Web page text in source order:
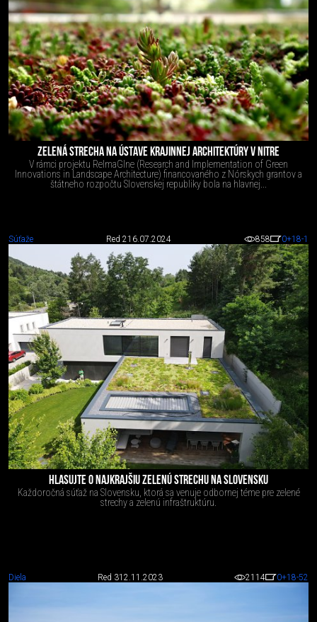
ZELENÁ STRECHA NA ÚSTAVE KRAJINNEJ ARCHITEKTÚRY V NITRE
V rámci projektu ReImaGIne (Research and Implementation of Green
Innovations in Landscape Architecture) financovaného z Nórskych grantov a
štátneho rozpočtu Slovenskej republiky bola na hlavnej...
Súťaže Red 216.07.2024 858 0+18-1
HLASUJTE O NAJKRAJŠIU ZELENÚ STRECHU NA SLOVENSKU
Každoročná súťaž na Slovensku, ktorá sa venuje odbornej téme pre zelené
strechy a zelenú infraštruktúru.
Diela Red 312.11.2023 2114 0+18-52